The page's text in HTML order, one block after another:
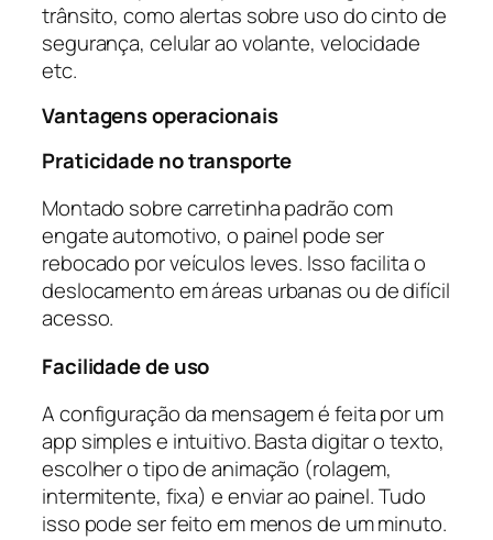
trânsito, como alertas sobre uso do cinto de
segurança, celular ao volante, velocidade
etc.
Vantagens operacionais
Praticidade no transporte
Montado sobre carretinha padrão com
engate automotivo, o painel pode ser
rebocado por veículos leves. Isso facilita o
deslocamento em áreas urbanas ou de difícil
acesso.
Facilidade de uso
A configuração da mensagem é feita por um
app simples e intuitivo. Basta digitar o texto,
escolher o tipo de animação (rolagem,
intermitente, fixa) e enviar ao painel. Tudo
isso pode ser feito em menos de um minuto.